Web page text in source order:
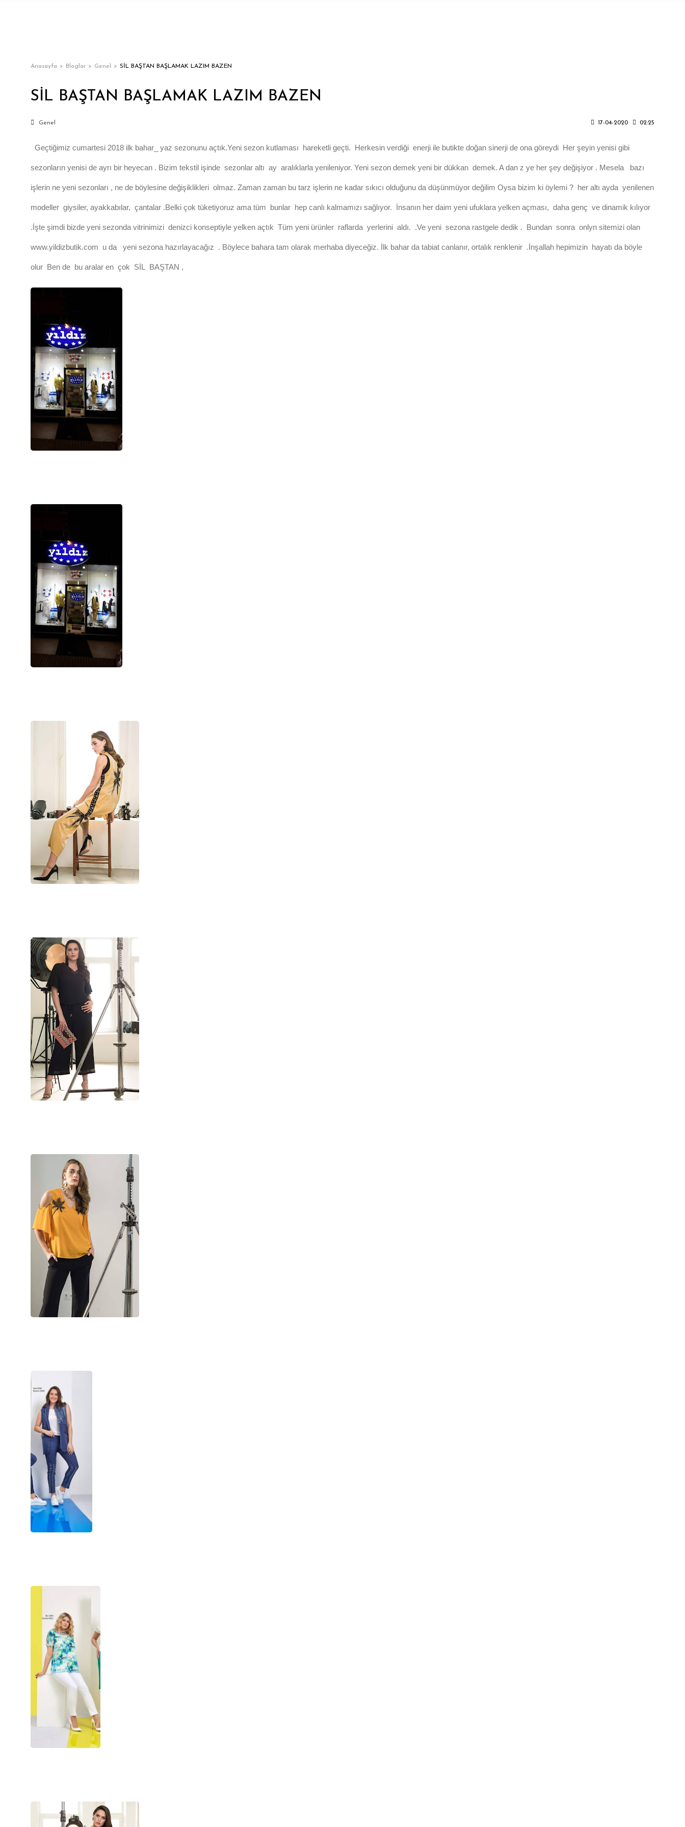
Anasayfa Bloglar Genel SİL BAŞTAN BAŞLAMAK LAZIM BAZEN
SİL BAŞTAN BAŞLAMAK LAZIM BAZEN
Genel 17-04-2020 02:25
Geçtiğimiz cumartesi 2018 ilk bahar_ yaz sezonunu açtık.Yeni sezon kutlaması hareketli geçti. Herkesin verdiği enerji ile butikte doğan sinerji de ona göreydi Her şeyin yenisi gibi
sezonların yenisi de ayrı bir heyecan . Bizim tekstil işinde sezonlar altı ay aralıklarla yenileniyor. Yeni sezon demek yeni bir dükkan demek. A dan z ye her şey değişiyor . Mesela bazı
işlerin ne yeni sezonları , ne de böylesine değişiklikleri olmaz. Zaman zaman bu tarz işlerin ne kadar sıkıcı olduğunu da düşünmüyor değilim Oysa bizim ki öylemi ? her altı ayda yenilenen
modeller giysiler, ayakkabılar, çantalar .Belki çok tüketiyoruz ama tüm bunlar hep canlı kalmamızı sağlıyor. İnsanın her daim yeni ufuklara yelken açması, daha genç ve dinamik kılıyor
.İşte şimdi bizde yeni sezonda vitrinimizi denizci konseptiyle yelken açtık Tüm yeni ürünler raflarda yerlerini aldı. .Ve yeni sezona rastgele dedik . Bundan sonra onlyn sitemizi olan
www.yildizbutik.com u da yeni sezona hazırlayacağız . Böylece bahara tam olarak merhaba diyeceğiz. İlk bahar da tabiat canlanır, ortalık renklenir .İnşallah hepimizin hayatı da böyle
olur Ben de bu aralar en çok SİL BAŞTAN ,